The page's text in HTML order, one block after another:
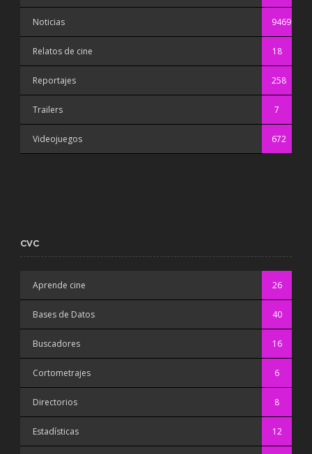
Noticias 9469
Relatos de cine 18
Reportajes 258
Trailers 7
Videojuegos 672
CVC
Aprende cine 26
Bases de Datos 40
Buscadores 16
Cortometrajes 6
Directorios 8
Estadísticas 12